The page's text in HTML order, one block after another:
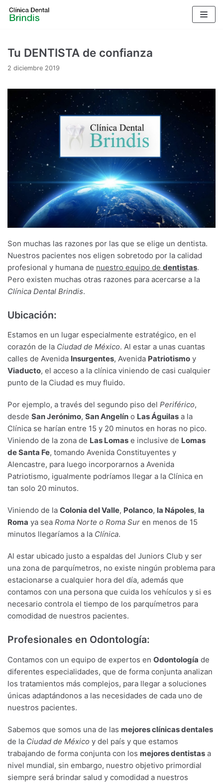
Saltar
al
Tu DENTISTA de confianza
2 diciembre 2019
Son muchas las razones por las que se elige un dentista.
Nuestros pacientes nos eligen sobretodo por la calidad
profesional y humana de nuestro equipo de dentistas.
Pero existen muchas otras razones para acercarse a la
Clínica Dental Brindis.
Ubicación:
Estamos en un lugar especialmente estratégico, en el
corazón de la Ciudad de México. Al estar a unas cuantas
calles de Avenida Insurgentes, Avenida Patriotismo y
Viaducto, el acceso a la clínica viniendo de casi cualquier
punto de la Ciudad es muy fluido.
Por ejemplo, a través del segundo piso del Periférico,
desde San Jerónimo, San Angelín o Las Águilas a la
Clínica se harían entre 15 y 20 minutos en horas no pico.
Viniendo de la zona de Las Lomas e inclusive de Lomas
de Santa Fe, tomando Avenida Constituyentes y
Alencastre, para luego incorporarnos a Avenida
Patriotismo, igualmente podríamos llegar a la Clínica en
tan solo 20 minutos.
Viniendo de la Colonia del Valle, Polanco, la Nápoles, la
Roma ya sea Roma Norte o Roma Sur en menos de 15
minutos llegaríamos a la Clínica.
Al estar ubicado justo a espaldas del Juniors Club y ser
una zona de parquímetros, no existe ningún problema para
estacionarse a cualquier hora del día, además que
contamos con una persona que cuida los vehículos y si es
necesario controla el tiempo de los parquímetros para
comodidad de nuestros pacientes.
Profesionales en Odontología:
Contamos con un equipo de expertos en Odontología de
diferentes especialidades, que de forma conjunta analizan
los tratamientos más complejos, para llegar a soluciones
únicas adaptándonos a las necesidades de cada uno de
nuestros pacientes.
Sabemos que somos una de las mejores clínicas dentales
de la Ciudad de México y del país y que estamos
trabajando de forma conjunta con los mejores dentistas a
nivel mundial, sin embargo, nuestro objetivo primordial
siempre será brindar salud y comodidad a nuestros